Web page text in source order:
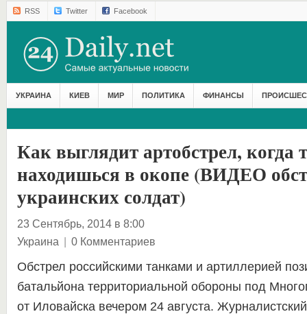
RSS Twitter Facebook
УКРАИНА КИЕВ МИР ПОЛИТИКА ФИНАНСЫ
Как выглядит артобстрел, когда
находишься в окопе (ВИДЕО
украинских солдат)
23 Сентябрь, 2014 в 8:00
Украина | 0 Комментариев
Обстрел российскими танками и артиллерией
батальйона территориальной обороны под
от Иловайска вечером 24 августа.